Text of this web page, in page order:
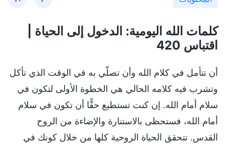
كلمات الله اليومية: الدخول إلى الحياة |
اقتباس 420
أن تتأمل في كلام الله وأن تصلّي به في الوقت الذي تأكل
وتشرب فيه كلامه الحالي هي الخطوة الأولى لتكون في
سلام أمام الله. إن كنت تستطيع حقًّا أن تكون في سلام
أمام الله، فستحظى بالاستنارة والإضاءة من الروح
القدس. تتحقق الحياة الروحية كلها من خلال كونك في